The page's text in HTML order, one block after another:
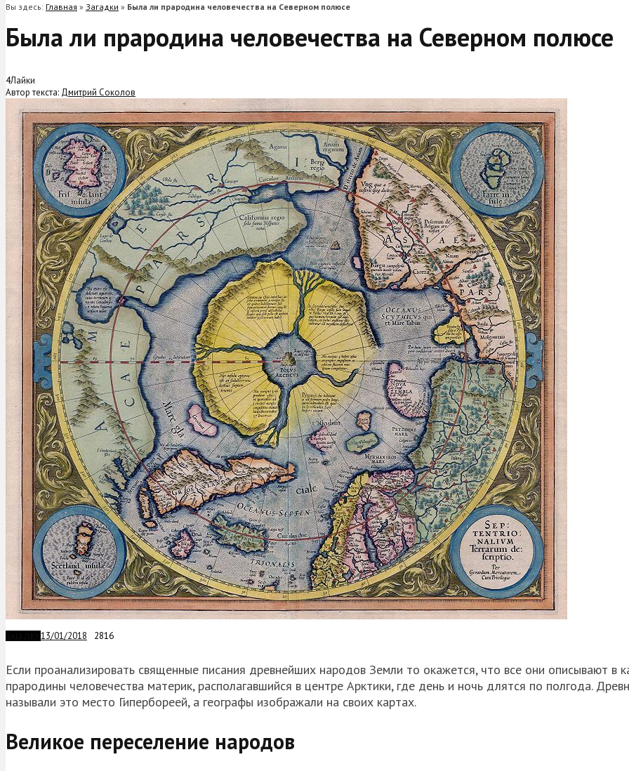
Вы здесь: Главная » Загадки » Была ли прародина человечества на Северном полюсе
Была ли прародина человечества на Северном полюсе
4Лайки
Автор текста: Дмитрий Соколов
13/01/2018 2816
Если проанализировать священные писания древнейших народов Земли то окажется, что все они описывают в
прародины человечества материк, располагавшийся в центре Арктики, где день и ночь длятся по полгода.
называли это место Гипербореей, а географы изображали на своих картах.
Великое переселение народов